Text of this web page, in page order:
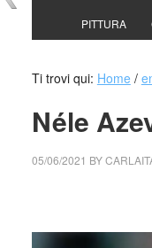
PITTURA
Ti trovi qui: Home /
Néle
05/06/2021 BY